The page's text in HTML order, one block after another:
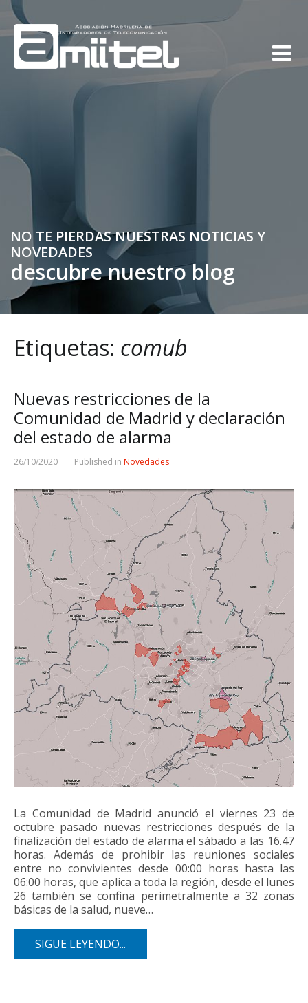
NO TE PIERDAS NUESTRAS NOTICIAS Y
NOVEDADES
descubre nuestro blog
Etiquetas: comub
Nuevas restricciones de la
Comunidad de Madrid y declaración
del estado de alarma
26/10/2020 Published in Novedades
La Comunidad de Madrid anunció el viernes 23 de
octubre pasado nuevas restricciones después de la
finalización del estado de alarma el sábado a las 16.47
horas. Además de prohibir las reuniones sociales
entre no convivientes desde 00:00 horas hasta las
06:00 horas, que aplica a toda la región, desde el lunes
26 también se confina perimetralmente a 32 zonas
básicas de la salud, nueve…
SIGUE LEYENDO...